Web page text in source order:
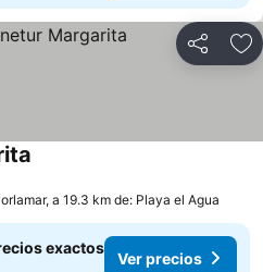
Compartir
a 19.3 km de: Playa el Agua
exactos
Ver precios